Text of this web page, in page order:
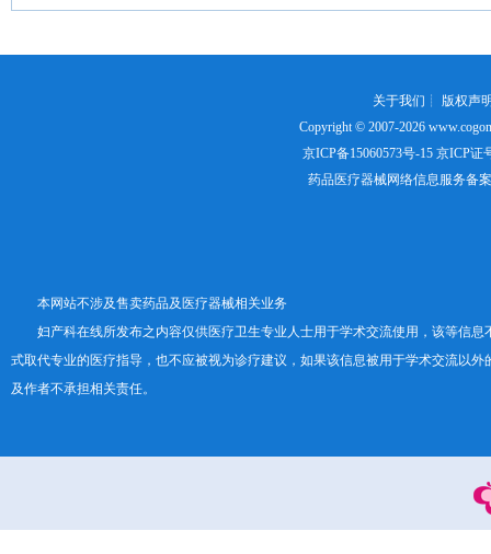
关于我们 ┊ 版权声
Copyright © 2007-2026
京ICP备15060573号-15京ICP证
药品医疗器械网络信息服务备
本网站不涉及售卖药品及医疗器械相关业务
妇产科在线所发布之内容仅供医疗卫生专业人士用于学术交流使用，该等信息
式取代专业的医疗指导，也不应被视为诊疗建议，如果该信息被用于学术交流以外
及作者不承担相关责任。